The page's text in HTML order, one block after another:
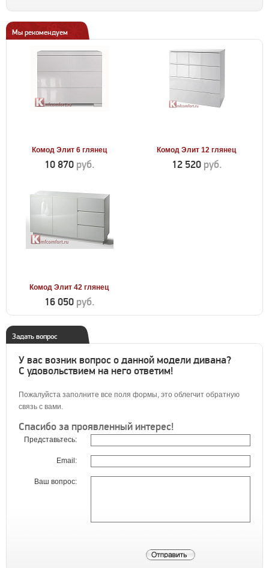
Мы рекомендуем
Комод Элит 6 глянец
10 870 руб.
Комод Элит 12 глянец
12 520 руб.
Комод Элит 42 глянец
16 050 руб.
Задать вопрос
У вас возник вопрос о данной модели дивана?
С удовольствием на него ответим!
Пожалуйста заполните все поля формы, это облегчит обратную
связь с вами.
Спасибо за проявленный интерес!
Представьтесь:
Email:
Ваш вопрос: